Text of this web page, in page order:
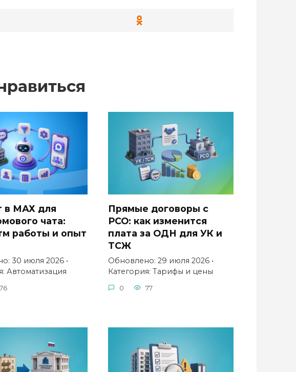
в МАХ для
чата:
работы и опыт
30 июля 2026 •
Автоматизация
76
Прямые договоры с
РСО: как изменится
плата за ОДН для УК и
ТСЖ
Обновлено: 29 июля 2026 •
Категория: Тарифы и цены
0 77